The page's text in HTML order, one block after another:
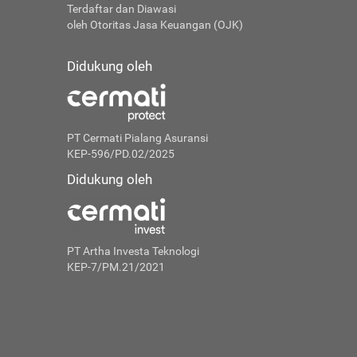
Terdaftar dan Diawasi
oleh Otoritas Jasa Keuangan (OJK)
Didukung oleh
PT Cermati Pialang Asuransi
KEP-596/PD.02/2025
Didukung oleh
PT Artha Investa Teknologi
KEP-7/PM.21/2021